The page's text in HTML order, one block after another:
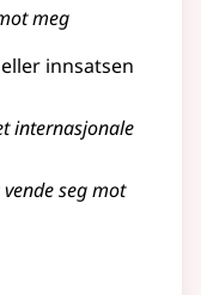
meg
innsatsen
internasjonale
seg mot